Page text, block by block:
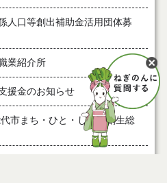
人口等創出補助金活用団体募
業紹介所
援金のお知らせ
市まち・ひと・しごと創生総